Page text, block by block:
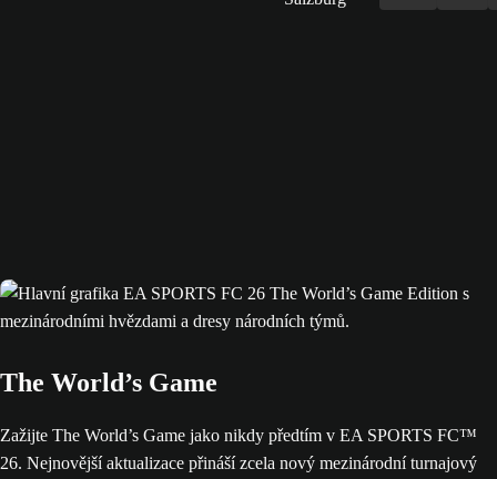
The World’s Game
Zažijte The World’s Game jako nikdy předtím v EA SPORTS FC™
26. Nejnovější aktualizace přináší zcela nový mezinárodní turnajový